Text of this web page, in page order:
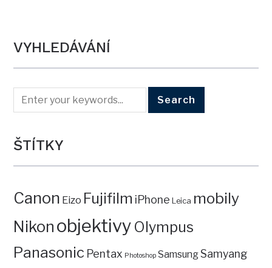
VYHLEDÁVÁNÍ
ŠTÍTKY
Canon Eizo Fujifilm iPhone Leica mobily
Nikon objektivy Olympus
Panasonic Pentax Photoshop SamsungSamyang